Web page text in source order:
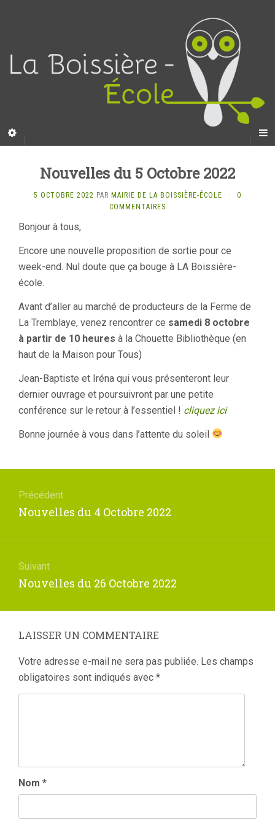
Nouvelles du 5 Octobre 2022
5 OCTOBRE 2022 PAR MAIRIE DE LA BOISSIÈRE-ÉCOLE ·
0
COMMENTAIRES
Bonjour à tous,
Encore une nouvelle proposition de sortie pour ce
week-end. Nul doute que ça bouge à LA Boissière-
école.
Avant d’aller au marché de producteurs de la Ferme de
La Tremblaye, venez rencontrer ce samedi 8 octobre
à partir de 10 heures à la Chouette Bibliothèque (en
haut de la Maison pour Tous)
Jean-Baptiste et Iréna qui vous présenteront leur
dernier ouvrage et poursuivront par une petite
conférence sur le retour à l’essentiel ! cliquez ici
Bonne journée à vous dans l’attente du soleil
l’article
Précédent
Article
:
Nouvelles du 4 Octobre 2022
Suivant
Article
:
Nouvelles du 26 Octobre 2022
LAISSER UN COMMENTAIRE
Votre adresse e-mail ne sera pas publiée. Les champs
obligatoires sont indiqués avec *
Nom *